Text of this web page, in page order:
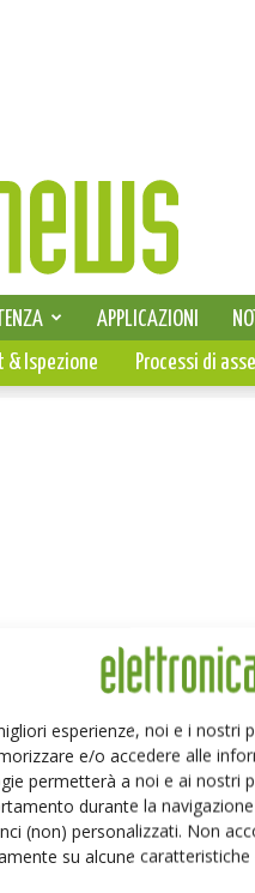
esperienze, noi e i nostri
e/o accedere alle
permetterà a noi e ai nostri
durante la
(non) personalizzati. Non
su alcune caratteristiche
DI ELETTRONICA
APPLICAZIONI
& Ispezione Processi di